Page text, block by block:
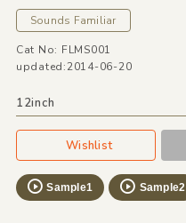
Sounds Familiar
Cat No: FLMS001
updated:2014-06-20
12inch
Wishlist
Sample1 Sample2